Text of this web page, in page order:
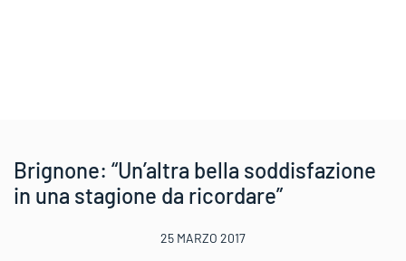
Brignone: “Un’altra bella soddisfazione
in una stagione da ricordare”
25 MARZO 2017